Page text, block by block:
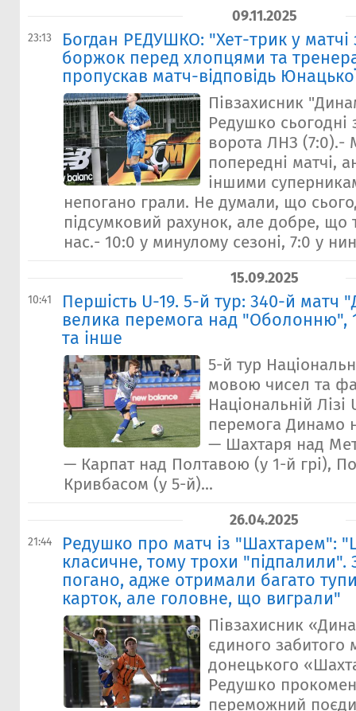
09.11.2025
23:13
Богдан РЕДУШКО: "Хет-трик у
боржок перед хлопцями та
пропускав матч-відповідь
Півзахисник
Редушко сьогодні
ворота ЛНЗ (7:0).-
попередні матчі,
іншими
непогано грали. Не думали, що
підсумковий рахунок, але добре, що
нас.- 10:0 у минулому сезоні, 7:0 у
15.09.2025
10:41
Першість U-19. 5-й тур: 340-й матч
велика перемога над "Оболонню",
та інше
5-й тур
мовою чисел та
Національній Лізі
перемога Динамо
— Шахтаря над
— Карпат над Полтавою (у 1-й грі),
Кривбасом (у 5-й)...
26.04.2025
21:44
Редушко про матч із "Шахтарем":
класичне, тому трохи "підпалили".
погано, адже отримали багато
карток, але головне, що виграли"
Півзахисник
єдиного забитого
донецького
Редушко
переможний